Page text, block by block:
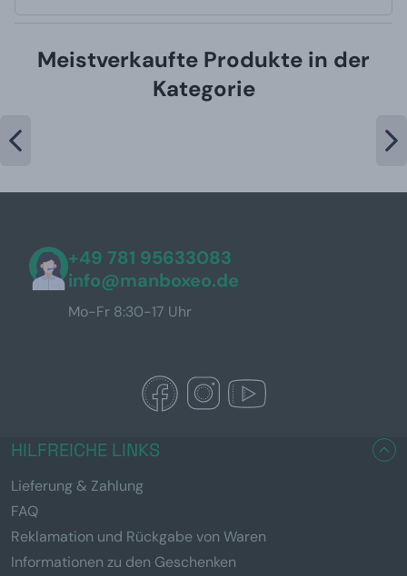
Meistverkaufte Produkte in der
Kategorie
+49 781 95633083
info@manboxeo.de
Mo-Fr 8:30-17 Uhr
HILFREICHE LINKS
Lieferung & Zahlung
FAQ
Reklamation und Rückgabe von Waren
Informationen zu den Geschenken